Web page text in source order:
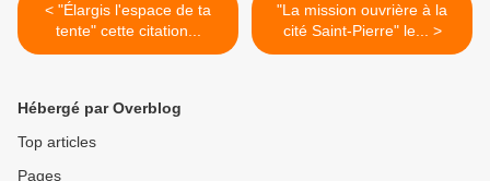
< "Élargis l'espace de ta
tente" cette citation...
"La mission ouvrière à la
cité Saint-Pierre" le... >
Hébergé par Overblog
Top articles
Pages